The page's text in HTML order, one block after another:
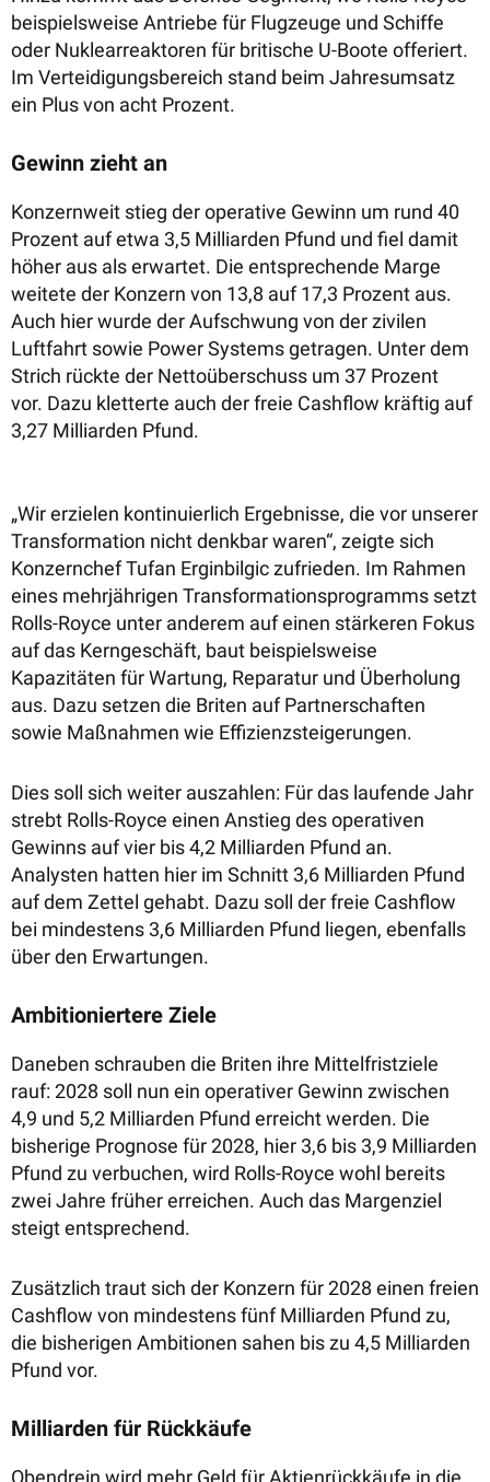
beispielsweise Antriebe für Flugzeuge und Schiffe
oder Nuklearreaktoren für britische U-Boote offeriert.
Im Verteidigungsbereich stand beim Jahresumsatz
ein Plus von acht Prozent.
Gewinn zieht an
Konzernweit stieg der operative Gewinn um rund 40
Prozent auf etwa 3,5 Milliarden Pfund und fiel damit
höher aus als erwartet. Die entsprechende Marge
weitete der Konzern von 13,8 auf 17,3 Prozent aus.
Auch hier wurde der Aufschwung von der zivilen
Luftfahrt sowie Power Systems getragen. Unter dem
Strich rückte der Nettoüberschuss um 37 Prozent
vor. Dazu kletterte auch der freie Cashflow kräftig auf
3,27 Milliarden Pfund.
„Wir erzielen kontinuierlich Ergebnisse, die vor unserer
Transformation nicht denkbar waren“, zeigte sich
Konzernchef Tufan Erginbilgic zufrieden. Im Rahmen
eines mehrjährigen Transformationsprogramms setzt
Rolls-Royce unter anderem auf einen stärkeren Fokus
auf das Kerngeschäft, baut beispielsweise
Kapazitäten für Wartung, Reparatur und Überholung
aus. Dazu setzen die Briten auf Partnerschaften
sowie Maßnahmen wie Effizienzsteigerungen.
Dies soll sich weiter auszahlen: Für das laufende Jahr
strebt Rolls-Royce einen Anstieg des operativen
Gewinns auf vier bis 4,2 Milliarden Pfund an.
Analysten hatten hier im Schnitt 3,6 Milliarden Pfund
auf dem Zettel gehabt. Dazu soll der freie Cashflow
bei mindestens 3,6 Milliarden Pfund liegen, ebenfalls
über den Erwartungen.
Ambitioniertere Ziele
Daneben schrauben die Briten ihre Mittelfristziele
rauf: 2028 soll nun ein operativer Gewinn zwischen
4,9 und 5,2 Milliarden Pfund erreicht werden. Die
bisherige Prognose für 2028, hier 3,6 bis 3,9 Milliarden
Pfund zu verbuchen, wird Rolls-Royce wohl bereits
zwei Jahre früher erreichen. Auch das Margenziel
steigt entsprechend.
Zusätzlich traut sich der Konzern für 2028 einen freien
Cashflow von mindestens fünf Milliarden Pfund zu,
die bisherigen Ambitionen sahen bis zu 4,5 Milliarden
Pfund vor.
Milliarden für Rückkäufe
Obendrein wird mehr Geld für Aktienrückkäufe in die